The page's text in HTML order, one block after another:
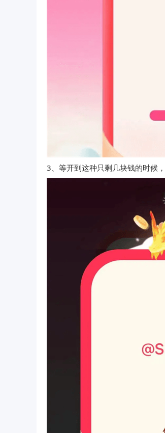
3、等开到这种只剩几块钱的时候